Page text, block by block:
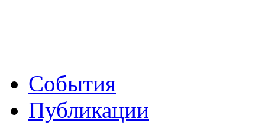
События
Публикации